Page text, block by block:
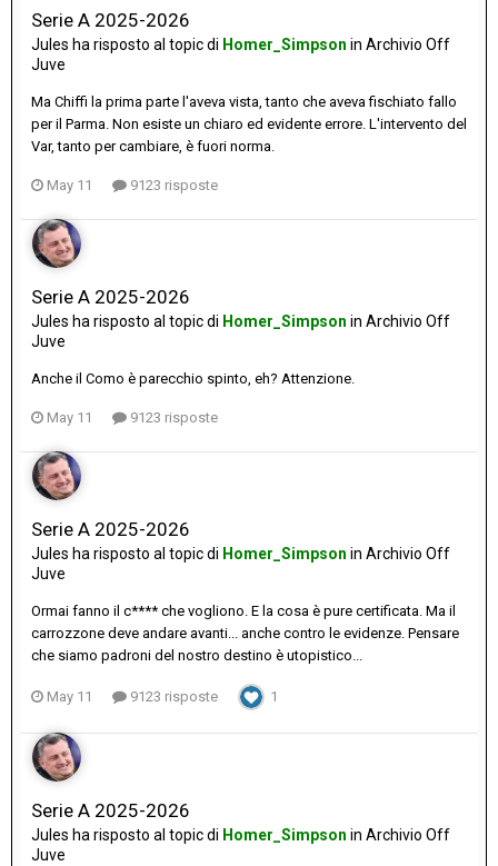
Serie A 2025-2026
Jules ha risposto al topic di Homer_Simpson in Archivio Off
Juve
Ma Chiffi la prima parte l'aveva vista, tanto che aveva fischiato fallo
per il Parma. Non esiste un chiaro ed evidente errore. L'intervento del
Var, tanto per cambiare, è fuori norma.
May 11 9123 risposte
Serie A 2025-2026
Jules ha risposto al topic di Homer_Simpson in Archivio Off
Juve
Anche il Como è parecchio spinto, eh? Attenzione.
May 11 9123 risposte
Serie A 2025-2026
Jules ha risposto al topic di Homer_Simpson in Archivio Off
Juve
Ormai fanno il c**** che vogliono. E la cosa è pure certificata. Ma il
carrozzone deve andare avanti... anche contro le evidenze. Pensare
che siamo padroni del nostro destino è utopistico...
May 11 9123 risposte 1
Serie A 2025-2026
Jules ha risposto al topic di Homer_Simpson in Archivio Off
Juve